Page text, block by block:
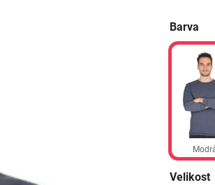
Barva
Velikost